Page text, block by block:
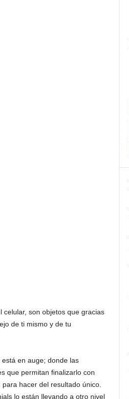
son objetos que gracias
de ti mismo y de tu
en auge; donde las
que permitan finalizarlo con
hacer del resultado único.
lo están llevando a otro nivel